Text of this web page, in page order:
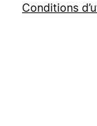
Conditions